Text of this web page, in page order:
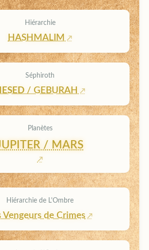
Hiérarchie
HASHMALIM
Séphiroth
/ GEBURAH
Planètes
/ MARS
Hiérarchie de L'Ombre
Vengeurs de Crimes